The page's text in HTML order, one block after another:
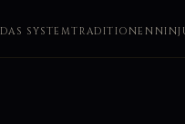
DAS SYSTEMTRADITIONEN